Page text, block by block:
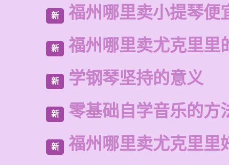
新 福州哪里卖小提琴便
新 福州哪里卖尤克里里
新 学钢琴坚持的意义
新 零基础自学音乐的方
新 福州哪里卖尤克里里